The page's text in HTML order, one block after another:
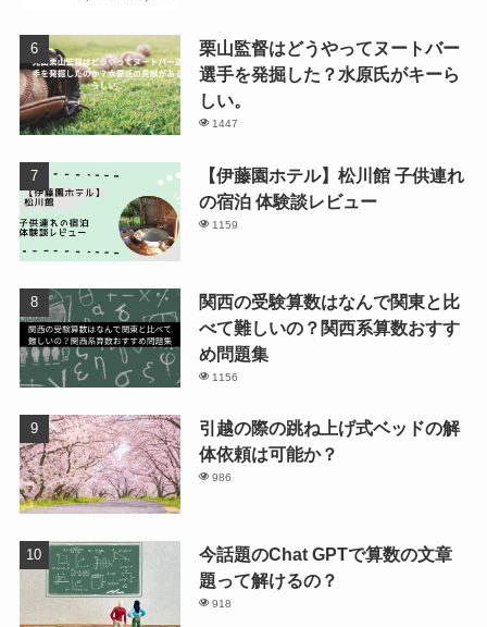
栗山監督はどうやってヌートバー
選手を発掘した？水原氏がキーら
しい。
1447
【伊藤園ホテル】松川館 子供連れ
の宿泊 体験談レビュー
1159
関西の受験算数はなんで関東と比
べて難しいの？関西系算数おすす
め問題集
1156
引越の際の跳ね上げ式ベッドの解
体依頼は可能か？
986
今話題のChat GPTで算数の文章
題って解けるの？
918